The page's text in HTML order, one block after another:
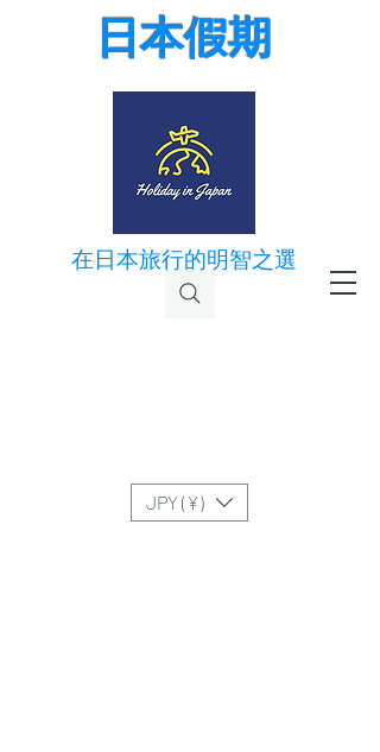
日本假期
在日本旅行的明智之選
JPY (¥)